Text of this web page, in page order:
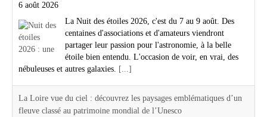
6 août 2026
La Nuit des étoiles 2026, c'est du 7 au 9 août. Des
centaines d'associations et d'amateurs viendront
partager leur passion pour l'astronomie, à la belle
étoile bien entendu. L'occasion de voir, en vrai, des
nébuleuses et autres galaxies. [...]
La Loire vue du ciel : découvrez les paysages emblématiques d’un
fleuve classé au patrimoine mondial de l’Unesco